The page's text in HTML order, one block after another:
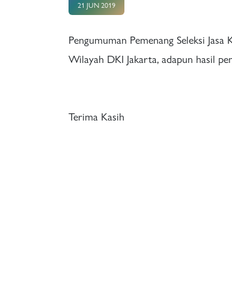
21 JUN 2019
Pengumuman Pemenang Seleksi
Wilayah DKI Jakarta, adapun hasil
Terima Kasih